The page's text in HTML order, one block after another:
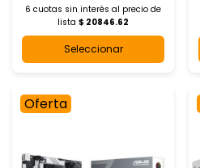
6 cuotas sin interés al precio de
lista$ 20846.62
Seleccionar
Oferta